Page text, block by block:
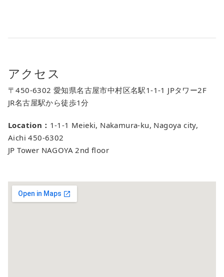
アクセス
〒450-6302 愛知県名古屋市中村区名駅1-1-1 JPタワー2F
JR名古屋駅から徒歩1分
Location： 1-1-1 Meieki, Nakamura-ku, Nagoya city,
Aichi 450-6302
JP Tower NAGOYA 2nd floor